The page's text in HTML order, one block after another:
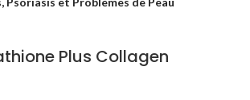
Plus Collagen